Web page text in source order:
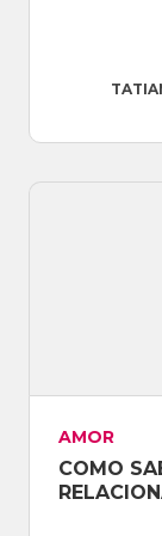
AMOR
COMO